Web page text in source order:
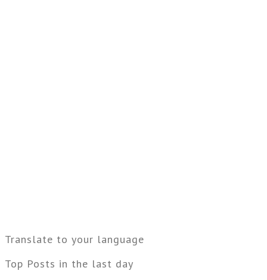
Translate to your language
Top Posts in the last day